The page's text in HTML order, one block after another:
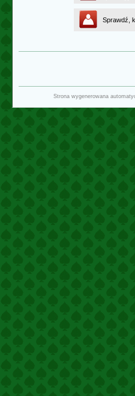
Sprawdź,
Strona wygenerowana